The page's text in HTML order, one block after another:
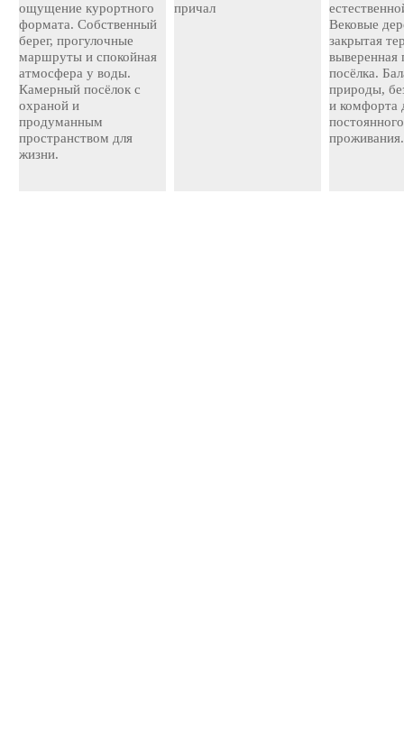
ощущение курортного
формата. Собственный
берег, прогулочные
маршруты и спокойная
атмосфера у воды.
Камерный посёлок с
охраной и
продуманным
пространством для
жизни.
причал
Вековые
закрытая
выверенная
посёлка.
природы,
и комфорта
постоянного
проживания.